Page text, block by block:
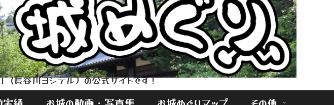
(長谷川ヨシテル）の公式サイトです！